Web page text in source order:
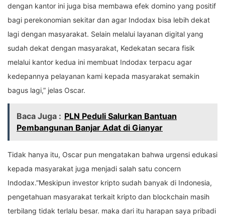
dengan kantor ini juga bisa membawa efek domino yang positif
bagi perekonomian sekitar dan agar Indodax bisa lebih dekat
lagi dengan masyarakat. Selain melalui layanan digital yang
sudah dekat dengan masyarakat, Kedekatan secara fisik
melalui kantor kedua ini membuat Indodax terpacu agar
kedepannya pelayanan kami kepada masyarakat semakin
bagus lagi,” jelas Oscar.
Baca Juga : PLN Peduli Salurkan Bantuan
Pembangunan Banjar Adat di Gianyar
Tidak hanya itu, Oscar pun mengatakan bahwa urgensi edukasi
kepada masyarakat juga menjadi salah satu concern
Indodax.”Meskipun investor kripto sudah banyak di Indonesia,
pengetahuan masyarakat terkait kripto dan blockchain masih
terbilang tidak terlalu besar. maka dari itu harapan saya pribadi